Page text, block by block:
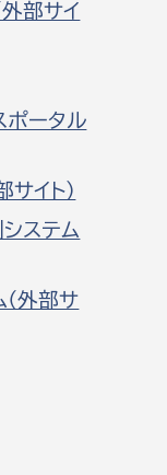
部サイ
ポータル
イト）
ステム
外部サ